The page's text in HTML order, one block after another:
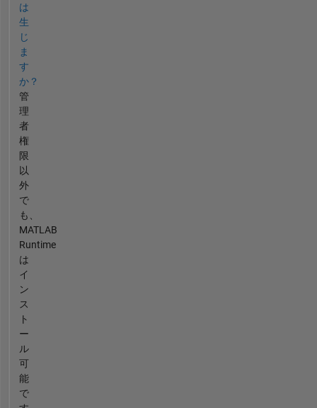
は
生
じ
ま
す
か？
管
理
者
権
限
以
外
で
も、
MATLAB
Runtime
は
イ
ン
ス
ト
ー
ル
可
能
で